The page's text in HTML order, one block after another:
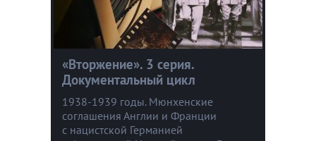
«Вторжение». 3 серия.
Документальный цикл
1938-1939 годы. Мюнхенские
соглашения Англии и Франции
с нацистской Германией